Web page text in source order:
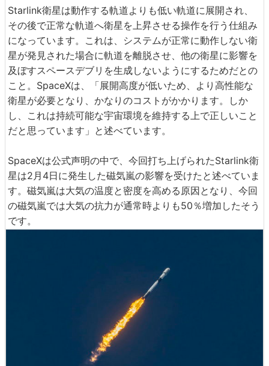
Starlink衛星は動作する軌道よりも低い軌道に展開され、
その後で正常な軌道へ衛星を上昇させる操作を行う仕組み
になっています。これは、システムが正常に動作しない衛
星が発見された場合に軌道を離脱させ、他の衛星に影響を
及ぼすスペースデブリを生成しないようにするためだとの
こと。SpaceXは、「展開高度が低いため、より高性能な
衛星が必要となり、かなりのコストがかかります。しか
し、これは持続可能な宇宙環境を維持する上で正しいこと
だと思っています」と述べています。
SpaceXは公式声明の中で、今回打ち上げられたStarlink衛
星は2月4日に発生した磁気嵐の影響を受けたと述べていま
す。磁気嵐は大気の温度と密度を高める原因となり、今回
の磁気嵐では大気の抗力が通常時よりも50％増加したそう
です。